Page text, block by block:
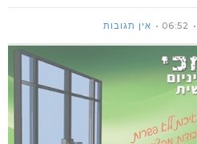
06:52 אין תגובות